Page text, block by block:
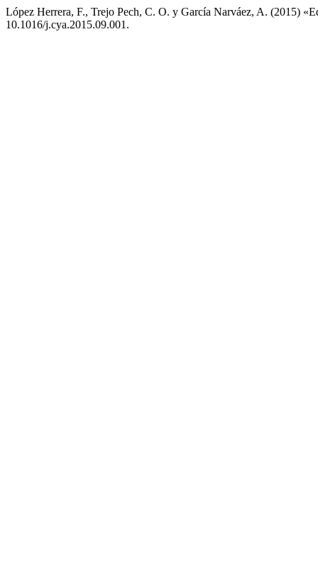
López Herrera, F., Trejo Pech, C. O. y García Narváez, A. (2015)
10.1016/j.cya.2015.09.001.